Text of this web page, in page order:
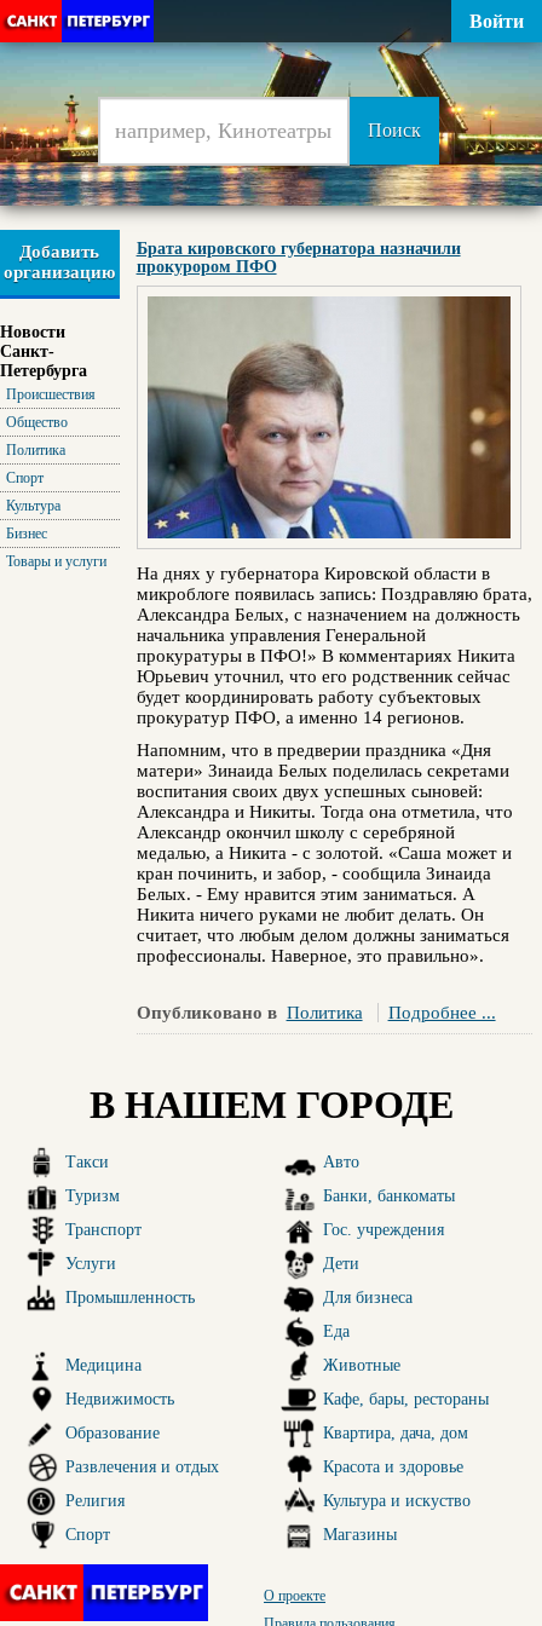
Войти
Добавить
организацию
Новости
Санкт-
Петербурга
Происшествия
Общество
Политика
Спорт
Культура
Бизнес
Товары и услуги
Брата кировского губернатора назначили
прокурором ПФО
На днях у губернатора Кировской области в
микроблоге появилась запись: Поздравляю брата,
Александра Белых, с назначением на должность
начальника управления Генеральной
прокуратуры в ПФО!» В комментариях Никита
Юрьевич уточнил, что его родственник сейчас
будет координировать работу субъектовых
прокуратур ПФО, а именно 14 регионов.
Напомним, что в предверии праздника «Дня
матери» Зинаида Белых поделилась секретами
воспитания своих двух успешных сыновей:
Александра и Никиты. Тогда она отметила, что
Александр окончил школу с серебряной
медалью, а Никита - с золотой. «Саша может и
кран починить, и забор, - сообщила Зинаида
Белых. - Ему нравится этим заниматься. А
Никита ничего руками не любит делать. Он
считает, что любым делом должны заниматься
профессионалы. Наверное, это правильно».
Опубликовано в Политика Подробнее ...
В НАШЕМ ГОРОДЕ
Такси
Туризм
Транспорт
Услуги
Промышленность
Авто
Банки, банкоматы
Гос. учреждения
Дети
Для бизнеса
Еда
Медицина
Недвижимость
Образование
Развлечения и отдых
Религия
Спорт
Животные
Кафе, бары, рестораны
Квартира, дача, дом
Красота и здоровье
Культура и искуство
Магазины
О проекте